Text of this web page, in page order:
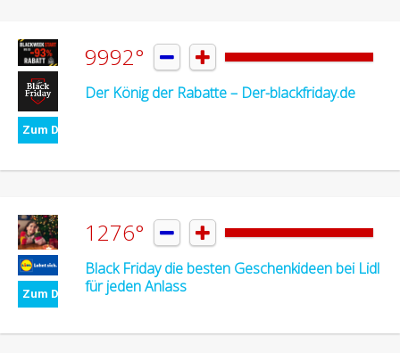
Zum Deal
9992°  
Der König der Rabatte – Der-blackfriday.de
Zum Deal
1276°  
Black Friday die besten Geschenkideen bei Lidl
für jeden Anlass